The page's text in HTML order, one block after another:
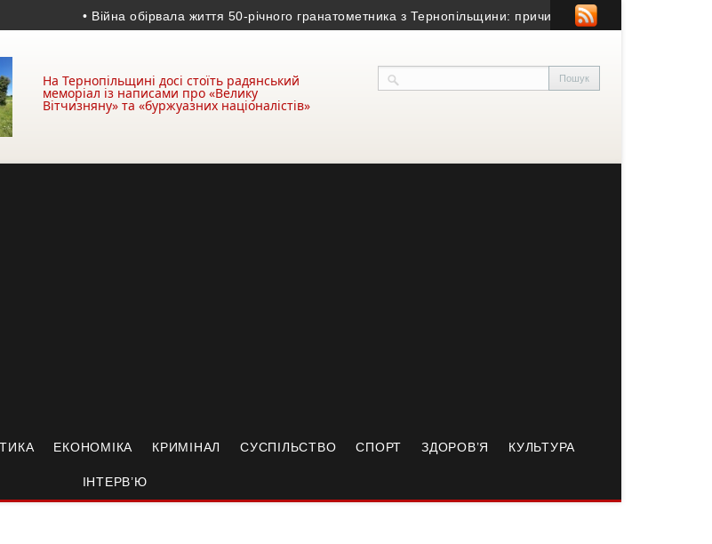
• Війна обірвала життя 50-річного гранатометника з Тернопільщини: причина смерті – гостра серцево-
На Тернопільщині досі стоїть радянський
меморіал із написами про «Велику
Вітчизняну» та «буржуазних націоналістів»
ЕКОНОМІКА КРИМІНАЛ СУСПІЛЬСТВО СПОРТ ЗДОРОВ’Я КУЛЬТУРА
ІНТЕРВ’Ю